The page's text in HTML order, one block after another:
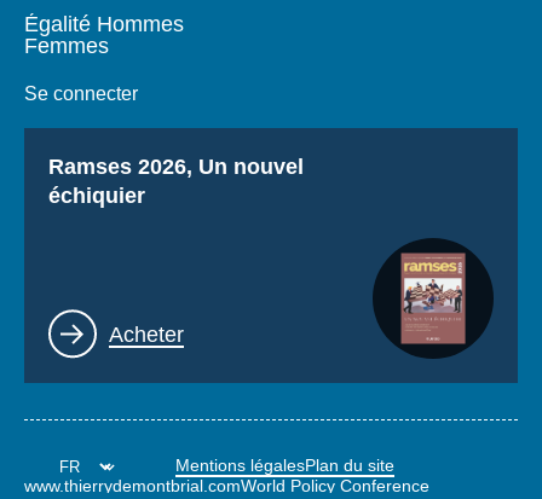
Égalité Hommes
Femmes
Se connecter
Titre
Ramses 2026, Un nouvel
échiquier
Lien
Acheter
Mentions légalesPlan du site
www.thierrydemontbrial.comWorld Policy Conference